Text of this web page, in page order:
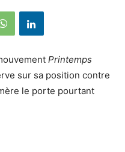
Printemps
sur sa position contre
le porte pourtant